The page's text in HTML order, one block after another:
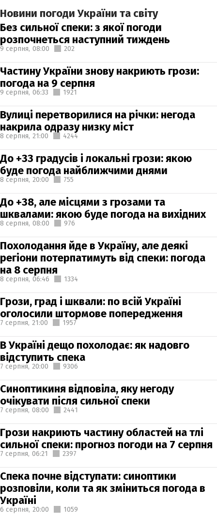
Новини погоди України та світу
Без сильної спеки: з якої погоди
розпочнеться наступний тиждень
9 серпня, 08:00 202
Частину України знову накриють грози:
погода на 9 серпня
9 серпня, 06:33 1921
Вулиці перетворилися на річки: негода
накрила одразу низку міст
8 серпня, 21:00 4244
До +33 градусів і локальні грози: якою
буде погода найближчими днями
8 серпня, 20:00 755
До +38, але місцями з грозами та
шквалами: якою буде погода на вихідних
8 серпня, 08:00 976
Похолодання йде в Україну, але деякі
регіони потерпатимуть від спеки: погода
на 8 серпня
8 серпня, 06:46 1334
Грози, град і шквали: по всій Україні
оголосили штормове попередження
7 серпня, 21:00 1957
В Україні дещо похолодає: як надовго
відступить спека
7 серпня, 20:00 9306
Синоптикиня відповіла, яку негоду
очікувати після сильної спеки
7 серпня, 08:00 2441
Грози накриють частину областей на тлі
сильної спеки: прогноз погоди на 7 серпня
7 серпня, 06:21 2397
Спека почне відступати: синоптики
розповіли, коли та як зміниться погода в
Україні
6 серпня, 20:00 1059